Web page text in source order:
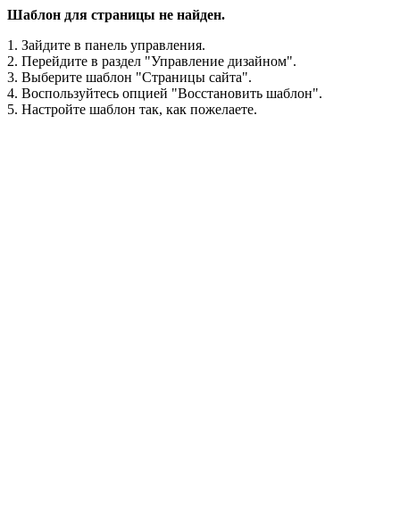
Шаблон для страницы не найден.
1. Зайдите в панель управления.
2. Перейдите в раздел "Управление дизайном".
3. Выберите шаблон "Страницы сайта".
4. Воспользуйтесь опцией "Восстановить шаблон".
5. Настройте шаблон так, как пожелаете.